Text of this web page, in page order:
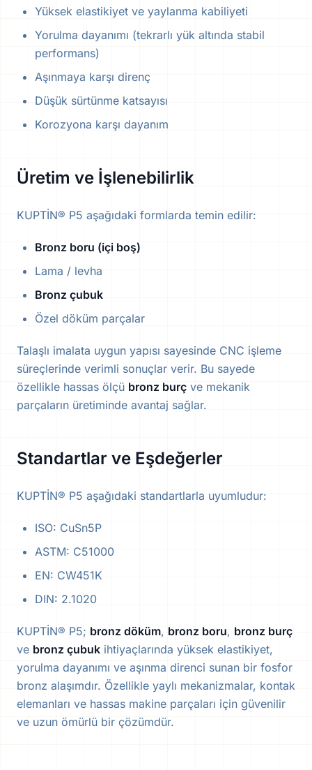
Yüksek elastikiyet ve yaylanma kabiliyeti
Yorulma dayanımı (tekrarlı yük altında stabil
performans)
Aşınmaya karşı direnç
Düşük sürtünme katsayısı
Korozyona karşı dayanım
Üretim ve İşlenebilirlik
KUPTİN® P5 aşağıdaki formlarda temin edilir:
Bronz boru (içi boş)
Lama / levha
Bronz çubuk
Özel döküm parçalar
Talaşlı imalata uygun yapısı sayesinde CNC işleme
süreçlerinde verimli sonuçlar verir. Bu sayede
özellikle hassas ölçü bronz burç ve mekanik
parçaların üretiminde avantaj sağlar.
Standartlar ve Eşdeğerler
KUPTİN® P5 aşağıdaki standartlarla uyumludur:
ISO: CuSn5P
ASTM: C51000
EN: CW451K
DIN: 2.1020
KUPTİN® P5; bronz döküm, bronz boru, bronz burç
ve bronz çubuk ihtiyaçlarında yüksek elastikiyet,
yorulma dayanımı ve aşınma direnci sunan bir fosfor
bronz alaşımdır. Özellikle yaylı mekanizmalar, kontak
elemanları ve hassas makine parçaları için güvenilir
ve uzun ömürlü bir çözümdür.